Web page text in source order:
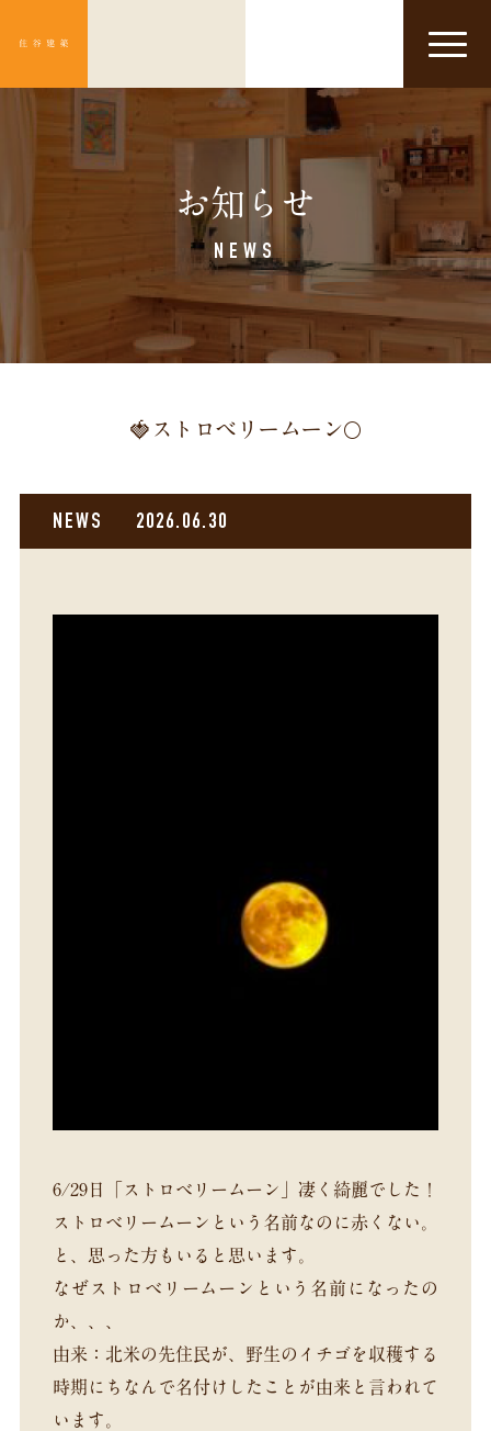
Click
お知らせ
NEWS
🍓ストロベリームーン🌕
NEWS 2026.06.30
6/29日「ストロベリームーン」凄く綺麗でした！
ストロベリームーンという名前なのに赤くない。
と、思った方もいると思います。
なぜストロベリームーンという名前になったの
か、、、
由来：北米の先住民が、野生のイチゴを収穫する
時期にちなんで名付けしたことが由来と言われて
います。